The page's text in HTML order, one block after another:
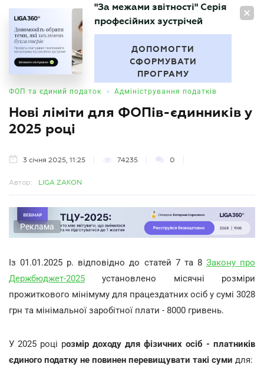
UA
БУХГАЛТЕР
"За межами звітності" Серія
професійних зустрічей
ДОПОМОГТИ
СФОРМУВАТИ
ПРОГРАМУ
ФОП та єдиний податок • Адміністрування податків
Нові ліміти для ФОПів-єдинників у
2025 році
3 січня 2025, 11:25 74235 0
Автор: LIGA ZAKON
Реклама
Із 01.01.2025 р. відповідно до статей 7 та 8 Закону про
Держбюджет-2025 установлено місячні розміри
прожиткового мінімуму для працездатних осіб у сумі 3028
грн та мінімальної заробітної плати - 8000 гривень.
У 2025 році розмір доходу для фізичних осіб - платників
єдиного податку не повинен перевищувати такі суми для: